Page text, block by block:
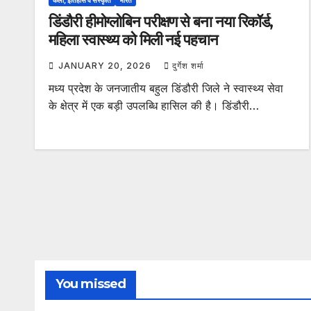
डिंडौरी हीमोग्लोबिन परीक्षण से बना नया रिकॉर्ड,
महिला स्वास्थ्य को मिली नई पहचान
JANUARY 20, 2026 दुर्गेश शर्मा
मध्य प्रदेश के जनजातीय बहुल डिंडौरी जिले ने स्वास्थ्य सेवा
के क्षेत्र में एक बड़ी उपलब्धि हासिल की है। डिंडौरी…
You missed